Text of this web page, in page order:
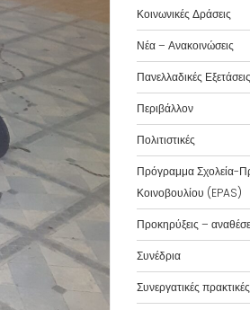
Κοινωνικές Δράσεις
Νέα – Ανακοινώσεις
Πανελλαδικές Εξετάσεις
Περιβάλλον
Πολιτιστικές
Πρόγραμμα Σχολεία-
Κοινοβουλίου (EPAS)
Προκηρύξεις –
Συνέδρια
Συνεργατικές